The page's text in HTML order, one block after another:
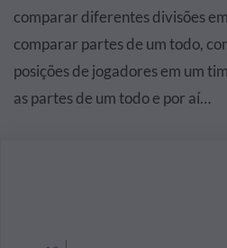
comparar diferentes divisões
comparar partes de um todo,
posições de jogadores em um
as partes de um todo e por aí…